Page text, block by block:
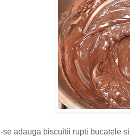
-se adauga biscuitii rupti bucatele